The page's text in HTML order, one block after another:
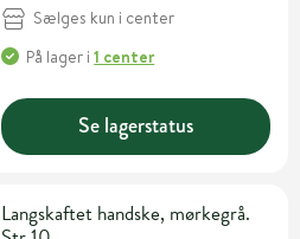
Sælges kun i center
På lager i1 center
Se lagerstatus
Langskaftet handske, mørkegrå.